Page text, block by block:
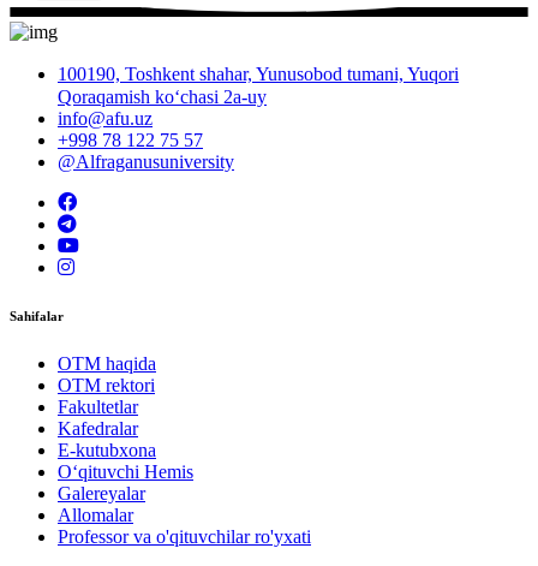
100190, Toshkent shahar, Yunusobod tumani, Yuqori
Qoraqamish ko‘chasi 2a-uy
info@afu.uz
+998 78 122 75 57
@Alfraganusuniversity
Sahifalar
OTM haqida
OTM rektori
Fakultetlar
Kafedralar
E-kutubxona
O‘qituvchi Hemis
Galereyalar
Allomalar
Professor va o'qituvchilar ro'yxati